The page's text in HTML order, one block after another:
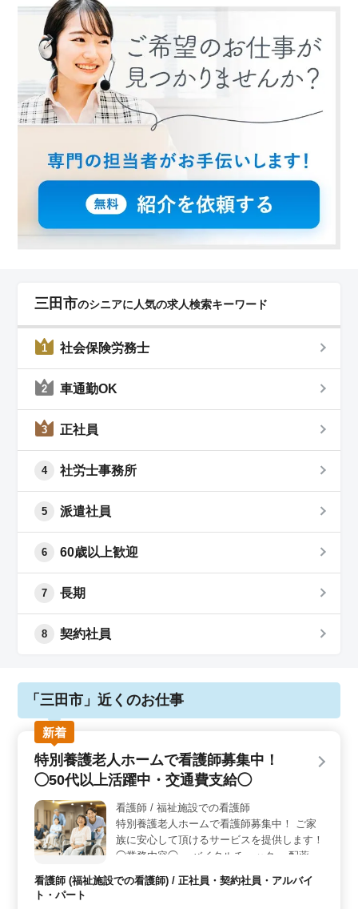
アを築くことができる職場です。
三田市のシニアに人気の求人検索キーワード
1 社会保険労務士
2 車通勤OK
3 正社員
4 社労士事務所
5 派遣社員
6 60歳以上歓迎
7 長期
8 契約社員
「三田市」近くのお仕事
新着
特別養護老人ホームで看護師募集中！
◯50代以上活躍中・交通費支給◯
看護師 / 福祉施設での看護師
特別養護老人ホームで看護師募集中！ ご家
族に安心して頂けるサービスを提供します！
◯業務内容◯ ・バイタルチェック ・配薬準
医療に関する指導 ・インフルエンザ発生の
看護師 (福祉施設での看護師) / 正社員・契約社員・アルバイ
ト・パート